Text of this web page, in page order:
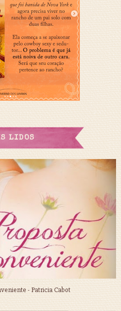
LIDOS
- Patricia Cabot